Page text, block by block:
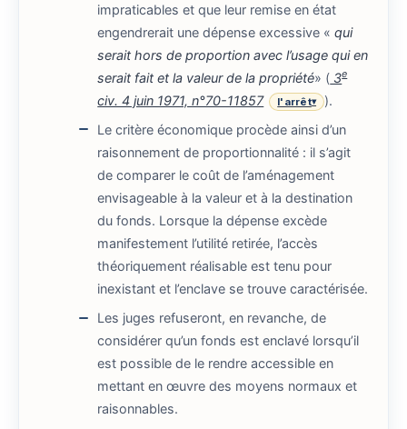
impraticables et que leur remise en état
engendrerait une dépense excessive «qui
serait hors de proportion avec l’usage qui en
serait fait et la valeur de la propriété» ( 3e
civ. 4 juin 1971, n°70-11857 l'arrêt▾
).
Le critère économique procède ainsi d’un
raisonnement de proportionnalité : il s’agit
de comparer le coût de l’aménagement
envisageable à la valeur et à la destination
du fonds. Lorsque la dépense excède
manifestement l’utilité retirée, l’accès
théoriquement réalisable est tenu pour
inexistant et l’enclave se trouve caractérisée.
Les juges refuseront, en revanche, de
considérer qu’un fonds est enclavé lorsqu’il
est possible de le rendre accessible en
mettant en œuvre des moyens normaux et
raisonnables.